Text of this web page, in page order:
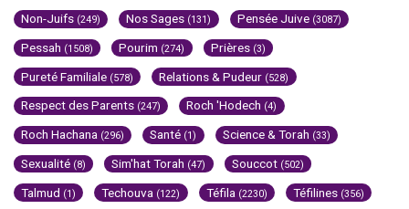
Non-Juifs (249) Nos Sages (131) Pensée Juive (3087)
Pessah (1508) Pourim (274) Prières (3)
Pureté Familiale (578) Relations & Pudeur (528)
Respect des Parents (247) Roch 'Hodech (4)
Roch Hachana (296) Santé (1) Science & Torah (33)
Sexualité (8) Sim'hat Torah (47) Souccot (502)
Talmud (1) Techouva (122) Téfila (2230) Téfilines (356)